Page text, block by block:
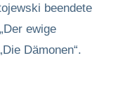
beendete
ewige
Dämonen“.